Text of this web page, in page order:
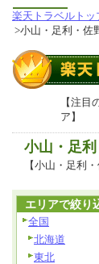
楽天トラベルトッ
>小山・足利・佐
【注目
ア】
小山・足
【小山・足利
エリアで絞り
全国
北海道
東北